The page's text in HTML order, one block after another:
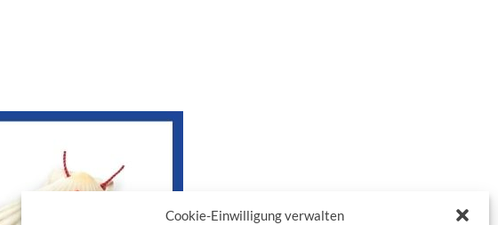
Cookie-Einwilligung verwalten